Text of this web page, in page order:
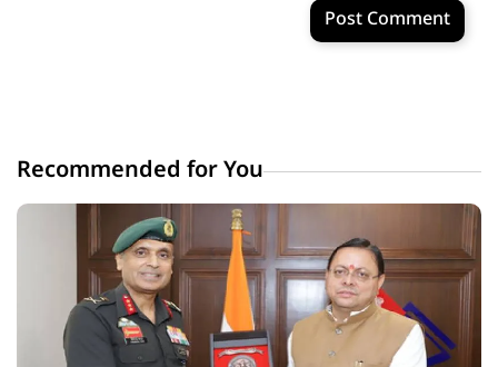
Post Comment
Recommended for You